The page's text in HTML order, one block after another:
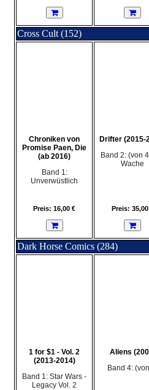
Cross Cult (152)
Chroniken von
Promise Paen, Die
(ab 2016)
Band 1:
Unverwüstlich
Preis: 16,00 €
Drifter (2015-
Band 2: (von
Wache
Preis: 35,00
Dark Horse Comics (284)
1 for $1 - Vol. 2
(2013-2014)
Band 1: Star Wars -
Legacy Vol. 2
Aliens
Band 4: